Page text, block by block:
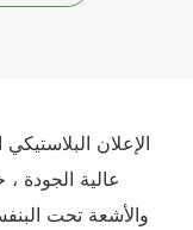
الإعلان
عالية الجودة
والأشعة تحت